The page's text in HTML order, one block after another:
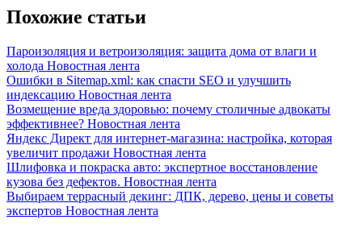
Похожие статьи
Пароизоляция и ветроизоляция: защита дома от влаги и
холода Новостная лента
Ошибки в Sitemap.xml: как спасти SEO и улучшить
индексацию Новостная лента
Возмещение вреда здоровью: почему столичные адвокаты
эффективнее? Новостная лента
Яндекс Директ для интернет-магазина: настройка, которая
увеличит продажи Новостная лента
Шлифовка и покраска авто: экспертное восстановление
кузова без дефектов. Новостная лента
Выбираем террасный декинг: ДПК, дерево, цены и советы
экспертов Новостная лента